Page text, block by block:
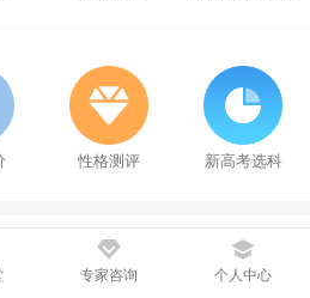
性格测评 新高考选科
专家咨询 个人中心